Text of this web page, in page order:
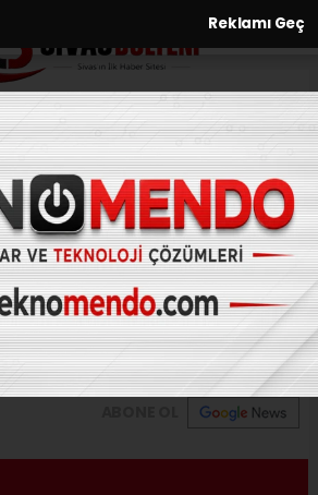
Reklamı Geç
D.G. Sivasspor: 1 -
0 (Maç sonu)
Güncelleme: 13.03.2021 - 14:38
D.G. Sivasspor,